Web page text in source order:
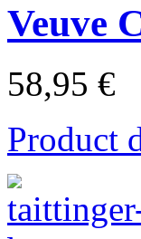
Veuve
58,95 €
Product